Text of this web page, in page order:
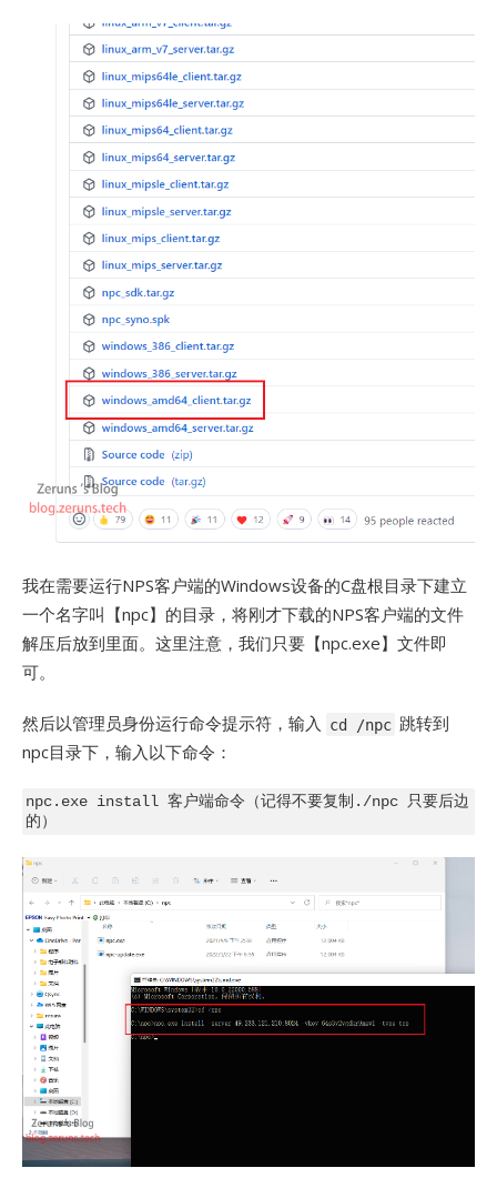
我在需要运行NPS客户端的Windows设备的C盘根目录下建立
一个名字叫【npc】的目录，将刚才下载的NPS客户端的文件
解压后放到里面。这里注意，我们只要【npc.exe】文件即
可。
然后以管理员身份运行命令提示符，输入 cd /npc 跳转到
npc目录下，输入以下命令：
npc.exe install 客户端命令（记得不要复制./npc 只要后边